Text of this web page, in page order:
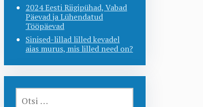
2024 Eesti Riigipühad, Vabad
Päevad ja Lühendatud
Tööpäevad
Sinised-lillad lilled kevadel
aias murus, mis lilled need on?